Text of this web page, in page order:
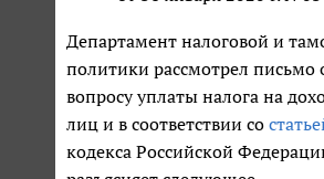
Департамент налоговой и
политики рассмотрел письмо
вопросу уплаты налога на
лиц и в соответствии со
кодекса Российской